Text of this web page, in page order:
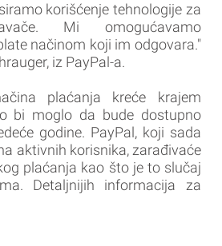
korišćenje tehnologije za
Mi omogućavamo
načinom koji im odgovara."
iz PayPal-a.
plaćanja kreće krajem
bi moglo da bude dostupno
godine. PayPal, koji sada
aktivnih korisnika, zarađivaće
plaćanja kao što je to slučaj
Detaljnijih informacija za